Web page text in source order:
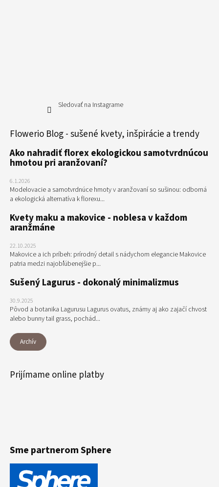
Sledovať na Instagrame
Flowerio Blog - sušené kvety, inšpirácie a trendy
Ako nahradiť florex ekologickou samotvrdnúcou
hmotou pri aranžovaní?
6.1.2026
Modelovacie a samotvrdnúce hmoty v aranžovaní so sušinou: odborná
a ekologická alternatíva k florexu...
Kvety maku a makovice - noblesa v každom
aranžmáne
22.10.2025
Makovice a ich príbeh: prírodný detail s nádychom elegancie Makovice
patria medzi najobľúbenejšie p...
Sušený Lagurus - dokonalý minimalizmus
30.9.2025
Pôvod a botanika Lagurusu Lagurus ovatus, známy aj ako zajačí chvost
alebo bunny tail grass, pochád...
Archív
Prijímame online platby
Sme partnerom Sphere